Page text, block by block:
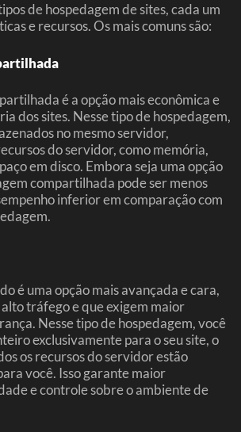
de hospedagem de sites, cada um
e recursos. Os mais comuns são:
é a opção mais econômica e
dos sites. Nesse tipo de hospedagem,
no mesmo servidor,
do servidor, como memória,
em disco. Embora seja uma opção
compartilhada pode ser menos
inferior em comparação com
é uma opção mais avançada e cara,
tráfego e que exigem maior
Nesse tipo de hospedagem, você
exclusivamente para o seu site, o
os recursos do servidor estão
você. Isso garante maior
e controle sobre o ambiente de